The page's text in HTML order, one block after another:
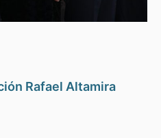
Rafael Altamira